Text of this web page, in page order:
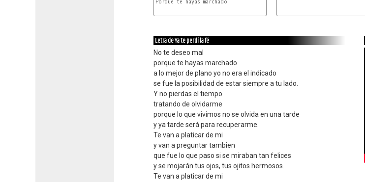
Letra de Ya te perdí la fé
No te deseo mal
porque te hayas marchado
a lo mejor de plano yo no era el indicado
se fue la posibilidad de estar siempre a tu lado.
Y no pierdas el tiempo
tratando de olvidarme
porque lo que vivimos no se olvida en una tarde
y ya tarde será para recuperarme.
Te van a platicar de mi
y van a preguntar tambien
que fue lo que paso si se miraban tan felices
y se mojarán tus ojos, tus ojitos hermosos.
Te van a platicar de mi